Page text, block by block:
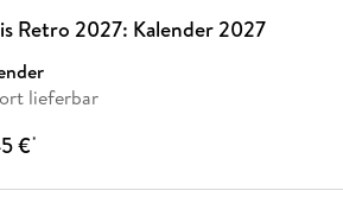
Retro 2027: Kalender 2027
lieferbar
€*